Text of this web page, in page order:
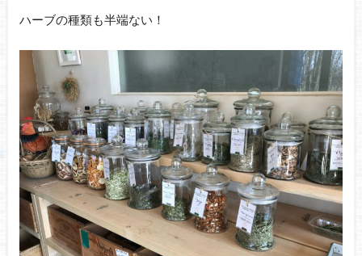
ハーブの種類も半端ない！